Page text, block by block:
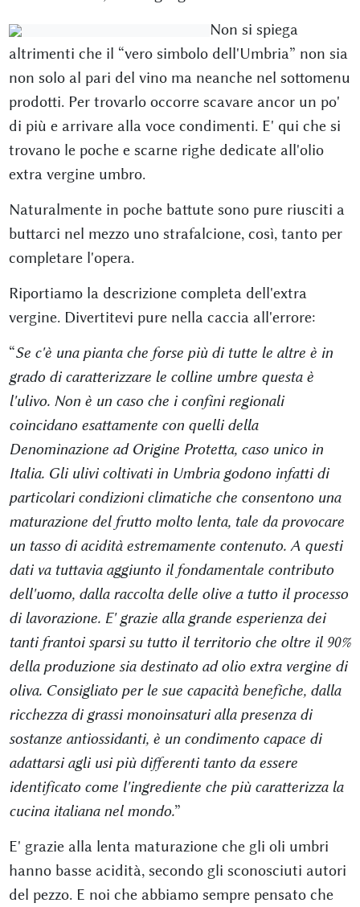
Non si spiega
altrimenti che il “vero simbolo dell'Umbria” non sia
non solo al pari del vino ma neanche nel sottomenu
prodotti. Per trovarlo occorre scavare ancor un po'
di più e arrivare alla voce condimenti. E' qui che si
trovano le poche e scarne righe dedicate all'olio
extra vergine umbro.
Naturalmente in poche battute sono pure riusciti a
buttarci nel mezzo uno strafalcione, così, tanto per
completare l'opera.
Riportiamo la descrizione completa dell'extra
vergine. Divertitevi pure nella caccia all'errore:
“Se c'è una pianta che forse più di tutte le altre è in
grado di caratterizzare le colline umbre questa è
l'ulivo. Non è un caso che i confini regionali
coincidano esattamente con quelli della
Denominazione ad Origine Protetta, caso unico in
Italia. Gli ulivi coltivati in Umbria godono infatti di
particolari condizioni climatiche che consentono una
maturazione del frutto molto lenta, tale da provocare
un tasso di acidità estremamente contenuto. A questi
dati va tuttavia aggiunto il fondamentale contributo
dell'uomo, dalla raccolta delle olive a tutto il processo
di lavorazione. E' grazie alla grande esperienza dei
tanti frantoi sparsi su tutto il territorio che oltre il 90%
della produzione sia destinato ad olio extra vergine di
oliva. Consigliato per le sue capacità benefiche, dalla
ricchezza di grassi monoinsaturi alla presenza di
sostanze antiossidanti, è un condimento capace di
adattarsi agli usi più differenti tanto da essere
identificato come l'ingrediente che più caratterizza la
cucina italiana nel mondo.”
E' grazie alla lenta maturazione che gli oli umbri
hanno basse acidità, secondo gli sconosciuti autori
del pezzo. E noi che abbiamo sempre pensato che